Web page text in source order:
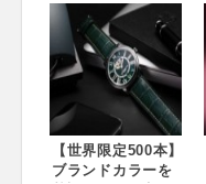
チを日本市場へ本
格導入 メンズ・レ
ディース合計10モ
デルを2月下旬発売
【世界限定500本】
ブランドカラーを